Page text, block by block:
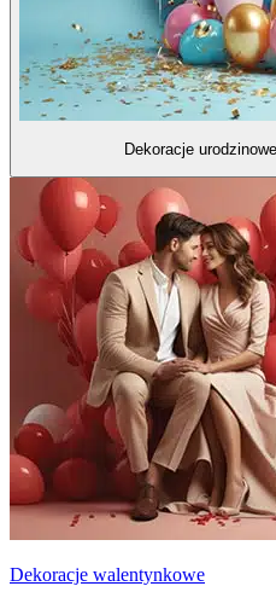
Dekoracje urodzinowe
Dekoracje walentynkowe